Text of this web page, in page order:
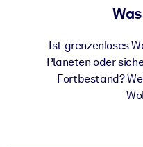
Ihrer KI-Systeme zu
Ist grenzenloses
Planeten oder
Fortbestand?